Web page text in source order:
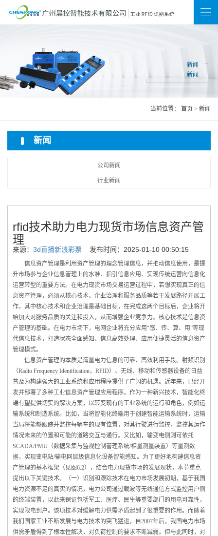
新闻
网站地图
新闻
新闻
当前位置： 首页 > 新闻
新闻
公司新闻
行业新闻
rfid技术助力电力现货市场信息资产管
理
来源： 3d直播新浪彩票 发布时间：2025-01-10 00:50:15
信息资产管理是利用资产管理的理念管理信息，并推动信息使用，是提
升市场参与企业信息管理上的水准、指引信息应用、实现传统运营向信息化
运营转型的重要方法。在电力现货市场交易运营过程中，若想实现真正的信
息资产管理，必须从核心技术、企业治理和服务品质等若干发展路径开展工
作，其中核心技术和企业治理是基础目标，在完成这两个目标后，企业将开
始加大对服务品质的关注和投入，从而增强企业竞争力。核心技术是信息资
产管理的基础。在电力市场下，电网企业将充分应用“感、传、算、用”等现
代信息技术，打造状态全面感知、信息高效处理、应用便捷灵活的信息资产
管理模式。
信息资产管理的本质是海量电力信息的可靠、高效利用手段。射频识别
（Radio Frequency Identification，RFID）、无线、移动和传感器设备的日益
普及为构建强大的工业系统和应用程序提供了广阔的机遇。近年来，已经开
发并部署了多种工业信息资产管理应用程序。作为一种新兴技术，智能化终
端有望提供切实的解决方案，以转变现有的工业系统的运行和角色，例如运
输系统和制造系统。比如，当将智能化终端用于创建智能运输系统时，运输
当局将能够跟踪并监控每辆车的现有位置，对其行驶进行监控，监控其运作
情况未来的位置和可能的道路交互与通行。又比如，输变电侧则可依托
SCADA/PMU（数据采集与监视控制管理系统/相量测量装置）等量测数
据，实现变电站/输电网层级信息化设备智能感知。为了更好地构建信息资
产管理的基本框架（见图6.2），结合电力现货市场的发展现状，本节重点
提出以下关键技术。（一）识别和跟踪技术在电力市场发展初期，基于我国
电力资源不足的真实的情况，电力公司通过载波等无线通信方式监控用户侧
的终端装置，以此来保证包括军工、医疗、民生等重要部门的用电可靠性，
实现限电到户。该项技术对缓解电力供需矛盾起到了很重要的作用。而随着
我们国家工业不断发展与电力技术的突飞猛进，自2007年后，我国电力市场
供需矛盾得到了根本性解决，对负荷控制的要求不断减弱。但与此同时，对